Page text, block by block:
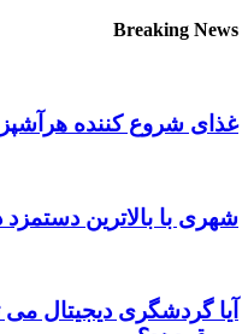
Breaking News
غذای شروع کننده
شهری با بالاترین
آیا گردشگری دیجیتال می